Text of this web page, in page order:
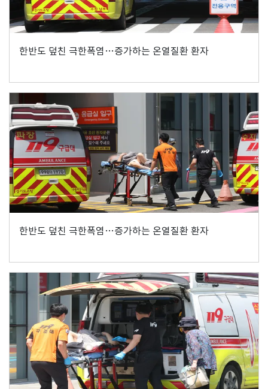
한반도 덮친 극한폭염…증가하는 온열질환 환자
한반도 덮친 극한폭염…증가하는 온열질환 환자